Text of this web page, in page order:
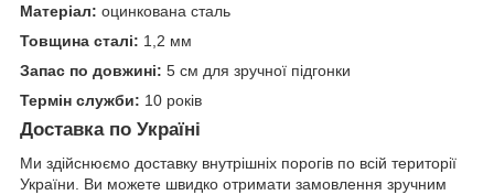
Матеріал: оцинкована сталь
Товщина сталі: 1,2 мм
Запас по довжині: 5 см для зручної підгонки
Термін служби: 10 років
Доставка по Україні
Ми здійснюємо доставку внутрішніх порогів по всій території
України. Ви можете швидко отримати замовлення зручним